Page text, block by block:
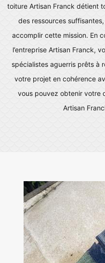
toiture Artisan Franck détient
des ressources
accomplir cette mission. En
l’entreprise Artisan Franck,
spécialistes aguerris prêts à
votre projet en cohérence
vous pouvez obtenir votre
Artisan